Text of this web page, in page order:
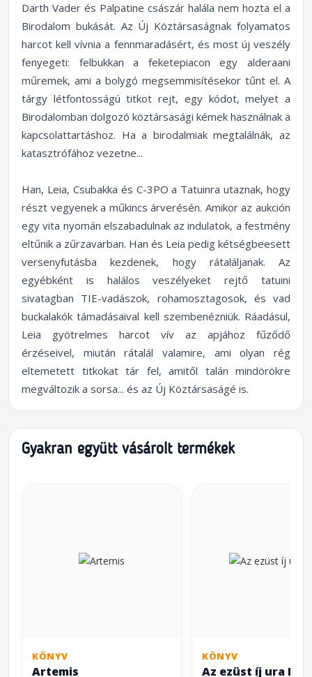
Darth Vader és Palpatine császár halála nem hozta el a
Birodalom bukását. Az Új Köztársaságnak folyamatos
harcot kell vívnia a fennmaradásért, és most új veszély
fenyegeti: felbukkan a feketepiacon egy alderaani
műremek, ami a bolygó megsemmisítésekor tűnt el. A
tárgy létfontosságú titkot rejt, egy kódot, melyet a
Birodalomban dolgozó köztársasági kémek használnak a
kapcsolattartáshoz. Ha a birodalmiak megtalálnák, az
katasztrófához vezetne...
Han, Leia, Csubakka és C-3PO a Tatuinra utaznak, hogy
részt vegyenek a műkincs árverésén. Amikor az aukción
egy vita nyomán elszabadulnak az indulatok, a festmény
eltűnik a zűrzavarban. Han és Leia pedig kétségbeesett
versenyfutásba kezdenek, hogy rátaláljanak. Az
egyébként is halálos veszélyeket rejtő tatuini
sivatagban TIE-vadászok, rohamosztagosok, és vad
buckalakók támadásaival kell szembenézniük. Ráadásul,
Leia gyötrelmes harcot vív az apjához fűződő
érzéseivel, miután rátalál valamire, ami olyan rég
eltemetett titkokat tár fel, amitől talán mindörökre
megváltozik a sorsa... és az Új Köztársaságé is.
Gyakran együtt vásárolt termékek
KÖNYV
Artemis
KÖNYV
Az ezüst íj ura II.